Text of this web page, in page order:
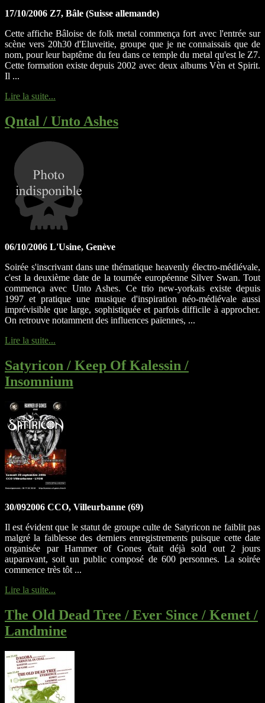
17/10/2006 Z7, Bâle (Suisse allemande)
Cette affiche Bâloise de folk metal commença fort avec l'entrée sur
scène vers 20h30 d'Eluveitie, groupe que je ne connaissais que de
nom, pour leur baptême du feu dans ce temple du metal qu'est le Z7.
Cette formation existe depuis 2002 avec deux albums Vèn et Spirit.
Il ...
Lire la suite...
Qntal / Unto Ashes
06/10/2006 L'Usine, Genève
Soirée s'inscrivant dans une thématique heavenly électro-médiévale,
c'est la deuxième date de la tournée européenne Silver Swan. Tout
commença avec Unto Ashes. Ce trio new-yorkais existe depuis
1997 et pratique une musique d'inspiration néo-médiévale aussi
imprévisible que large, sophistiquée et parfois difficile à approcher.
On retrouve notamment des influences païennes, ...
Lire la suite...
Satyricon / Keep Of Kalessin /
Insomnium
30/092006 CCO, Villeurbanne (69)
Il est évident que le statut de groupe culte de Satyricon ne faiblit pas
malgré la faiblesse des derniers enregistrements puisque cette date
organisée par Hammer of Gones était déjà sold out 2 jours
auparavant, soit un public composé de 600 personnes. La soirée
commence très tôt ...
Lire la suite...
The Old Dead Tree / Ever Since / Kemet /
Landmine